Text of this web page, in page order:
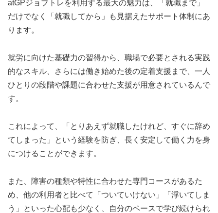
atGPジョブトレを利用する最大の魅力は、「就職まで」
だけでなく「就職してから」も見据えたサポート体制にあ
ります。
就労に向けた基礎力の習得から、職場で必要とされる実践
的なスキル、さらには働き始めた後の定着支援まで、一人
ひとりの段階や課題に合わせた支援が用意されているんで
す。
これによって、「とりあえず就職したけれど、すぐに辞め
てしまった」という経験を防ぎ、長く安定して働く力を身
につけることができます。
また、障害の種類や特性に合わせた専門コースがあるた
め、他の利用者と比べて「ついていけない」「浮いてしま
う」といった心配も少なく、自分のペースで学び続けられ